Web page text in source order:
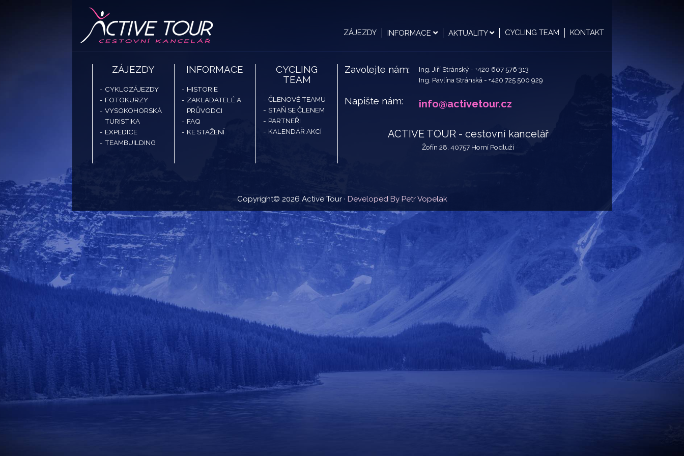
ZÁJEZDY INFORMACE AKTUALITY CYCLING TEAM KONTAKT
ZÁJEZDY
CYKLOZÁJEZDY
FOTOKURZY
VYSOKOHORSKÁ
TURISTIKA
EXPEDICE
TEAMBUILDING
INFORMACE
HISTORIE
ZAKLADATELÉ A
PRŮVODCI
FAQ
KE STAŽENÍ
CYCLING
TEAM
ČLENOVÉ TEAMU
STAŇ SE ČLENEM
PARTNEŘI
KALENDÁŘ AKCÍ
Zavolejte nám: Ing. Jiří Stránský - +420 607 576 313
Ing. Pavlína Stránská - +420 725 500 929
Napište nám: info@activetour.cz
ACTIVE TOUR - cestovní kancelář
Žofín 28, 40757 Horní Podluží
Copyright© 2026 Active Tour · Developed By Petr Vopelak